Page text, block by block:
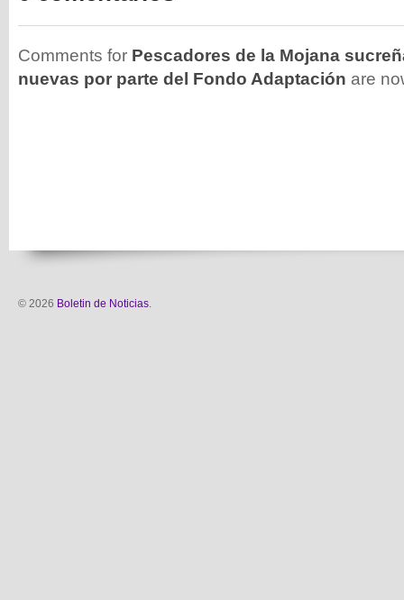
Comments for Pescadores de la Mojana
nuevas por parte del Fondo Adaptación are
© 2026 Boletin de Noticias.